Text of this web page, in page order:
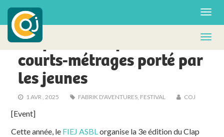
ACTUS - FA
Clap d’or : un festival de
courts-métrages porté par
les jeunes
1 AVR , 2025 FABRIK D'AVENTURES, FESTIVAL COJ
[Event]
Cette année, le FIEJ ASBLorganise la 3e édition du Clap